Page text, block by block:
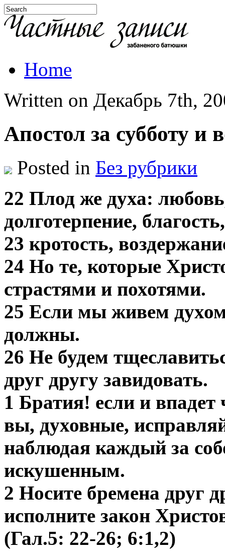
Home
Written on Декабрь 7th,
Апостол за субботу и
Posted in Без рубрики
22 Плод же духа:
долготерпение,
23 кротость,
24 Но те, которые
страстями и похотями.
25 Если мы живем
должны.
26 Не будем
друг другу завидовать.
1 Братия! если и впадет
вы, духовные,
наблюдая каждый за
искушенным.
2 Носите бремена друг
исполните закон
(Гал.5: 22-26; 6:1,2)